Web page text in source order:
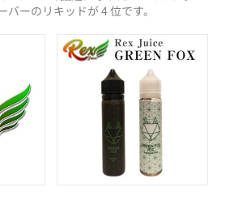
ーのリキッドが 4 位です。